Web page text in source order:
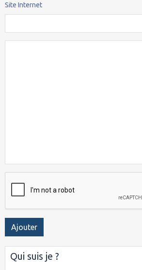
Site Internet
Ajouter
Qui suis je ?